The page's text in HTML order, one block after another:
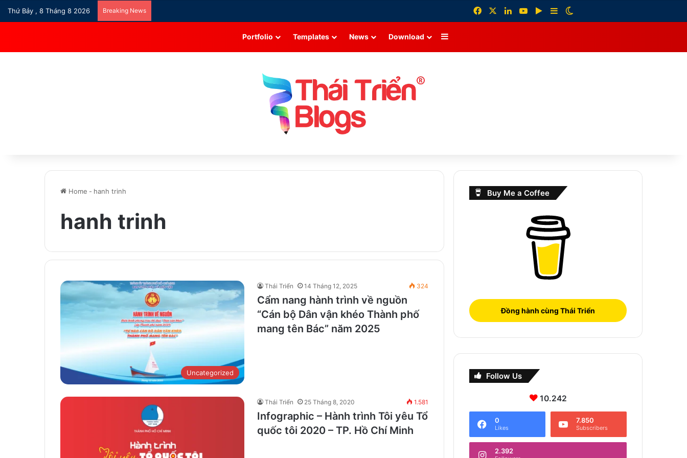
Thứ Bảy , 8 Tháng 8 2026 Breaking News FacebookLinkedInYouTubeGoogle Play
Sidebar
Portfolio Templates News Download Sidebar
Home - hanh trinh
hanh trinh
Uncategorized
Thái Triển 14 Tháng 12, 2025 324
Cẩm nang hành trình về nguồn
“Cán bộ Dân vận khéo Thành phố
mang tên Bác” năm 2025
Thái Triển 25 Tháng 8, 2020 1.581
Infographic – Hành trình Tôi yêu Tổ
quốc tôi 2020 – TP. Hồ Chí Minh
Buy Me a Coffee
Đồng hành cùng Thái Triển
Follow Us
10.242
0
Likes
7.850
Subscribers
2.392